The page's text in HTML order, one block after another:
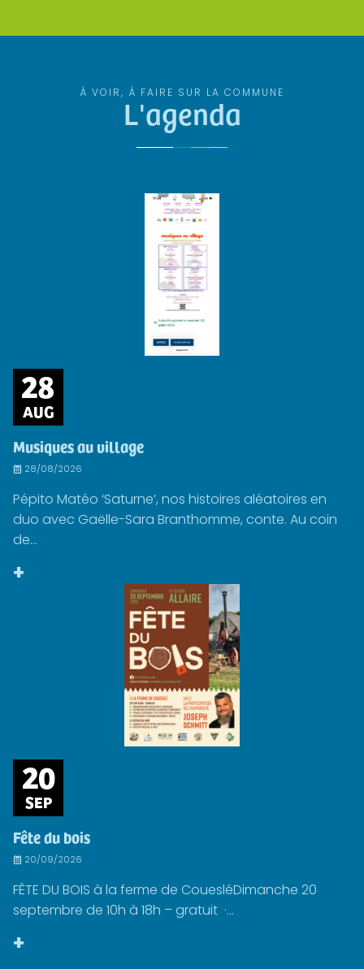
À VOIR, À FAIRE SUR LA COMMUNE
L'agenda
28
AUG
Musiques au village
28/08/2026
Pépito Matéo ‘Saturne’, nos histoires aléatoires en
duo avec Gaëlle-Sara Branthomme, conte. Au coin
de...
+
20
SEP
Fête du bois
20/09/2026
FÊTE DU BOIS à la ferme de CouesléDimanche 20
septembre de 10h à 18h – gratuit ·...
+